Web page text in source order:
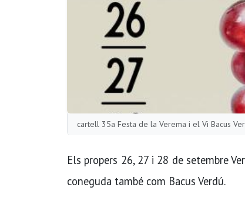
cartell 35a Festa de la Verema i el Vi Bacus
Els propers 26, 27 i 28 de setembre
coneguda també com Bacus Verdú.